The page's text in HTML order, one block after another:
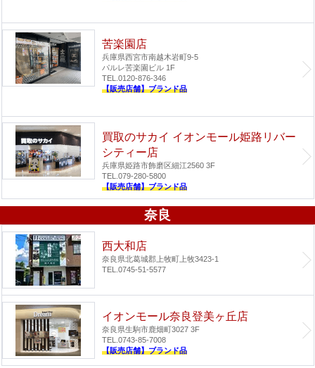
苦楽園店
兵庫県西宮市南越木岩町9-5
パルレ苦楽園ビル 1F
TEL.0120-876-346
【販売店舗】ブランド品
買取のサカイ イオンモール姫路リバー
シティー店
兵庫県姫路市飾磨区細江2560 3F
TEL.079-280-5800
【販売店舗】ブランド品
奈良
西大和店
奈良県北葛城郡上牧町上牧3423-1
TEL.0745-51-5577
イオンモール奈良登美ヶ丘店
奈良県生駒市鹿畑町3027 3F
TEL.0743-85-7008
【販売店舗】ブランド品